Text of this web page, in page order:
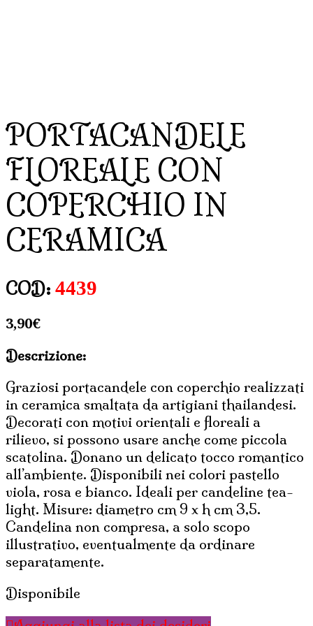
PORTACANDELE
FLOREALE CON
COPERCHIO IN
CERAMICA
COD: 4439
3,90€
Descrizione:
Graziosi portacandele con coperchio realizzati
in ceramica smaltata da artigiani thailandesi.
Decorati con motivi orientali e floreali a
rilievo, si possono usare anche come piccola
scatolina. Donano un delicato tocco romantico
all’ambiente. Disponibili nei colori pastello
viola, rosa e bianco. Ideali per candeline tea-
light. Misure: diametro cm 9 x h cm 3,5.
Candelina non compresa, a solo scopo
illustrativo, eventualmente da ordinare
separatamente.
Disponibile